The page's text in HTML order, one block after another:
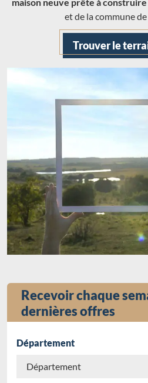
et de la commune
Trouver le
Recevoir chaque
dernières offres
Département